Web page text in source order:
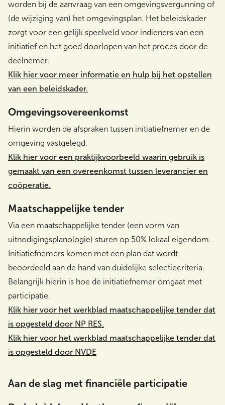
worden bij de aanvraag van een omgevingsvergunning of
(de wijziging van) het omgevingsplan. Het beleidskader
zorgt voor een gelijk speelveld voor indieners van een
initiatief en het goed doorlopen van het proces door de
deelnemer.
Klik hier voor meer informatie en hulp bij het opstellen
van een beleidskader.
Omgevingsovereenkomst
Hierin worden de afspraken tussen initiatiefnemer en de
omgeving vastgelegd.
Klik hier voor een praktijkvoorbeeld waarin gebruik is
gemaakt van een overeenkomst tussen leverancier en
coöperatie.
Maatschappelijke tender
Via een maatschappelijke tender (een vorm van
uitnodigingsplanologie) sturen op 50% lokaal eigendom.
Initiatiefnemers komen met een plan dat wordt
beoordeeld aan de hand van duidelijke selectiecriteria.
Belangrijk hierin is hoe de initiatiefnemer omgaat met
participatie.
Klik hier voor het werkblad maatschappelijke tender dat
is opgesteld door NP RES.
Klik hier voor het werkblad maatschappelijke tender dat
is opgesteld door NVDE
Aan de slag met financiële participatie